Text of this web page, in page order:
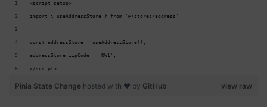
<script setup>
import { useAddressStore } from '@/stores/address'
const addressStore = useAddressStore();
addressStore.zipCode = 'NW1';
</script>
view raw
Pinia State Change hosted with ❤ by GitHub